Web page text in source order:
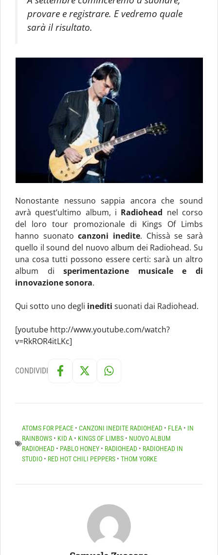
provare e registrare. E vedremo quale
sarà il risultato.
Nonostante nessuno sappia ancora che sound
avrà quest’ultimo album, i Radiohead nel corso
del loro tour promozionale di Kings Of Limbs
hanno suonato canzoni inedite. Chissà se sarà
quello il sound del nuovo album dei Radiohead. Su
una cosa tutti possono essere certi: sarà un altro
album disperimentazione musicale e di
innovazione sonora.
Qui sotto uno degli inediti suonati dai Radiohead.
[youtube http://www.youtube.com/watch?
v=RkROR4itLKc]
CONDIVIDI
ATOMS FOR PEACE • CANZONI INEDITE RADIOHEAD • FLEA • IN
RAINBOWS • KID A • KINGS OF LIMBS • NUOVO ALBUM
RADIOHEAD • PABLO HONEY • RADIOHEAD • RADIOHEAD IN
STUDIO • RED HOT CHILI PEPPERS • THOM YORKE